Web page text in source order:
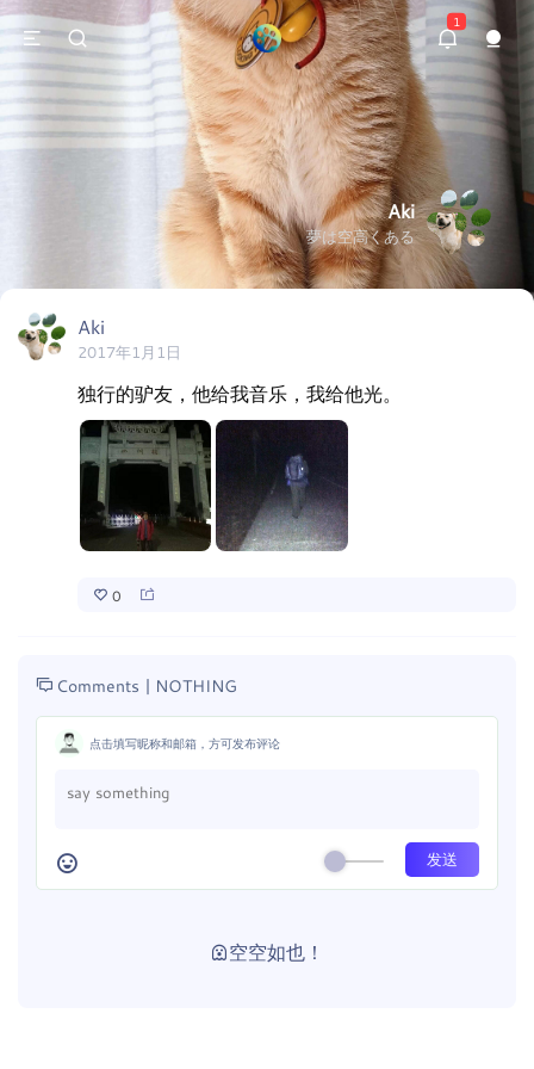
1
Aki
夢は空高くある
Aki
2017年1月1日
独行的驴友，他给我音乐，我给他光。
0
Comments | NOTHING
点击填写昵称和邮箱，方可发布评论
空空如也！